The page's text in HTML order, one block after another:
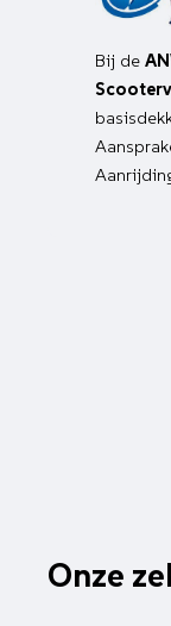
Bij de
Onze